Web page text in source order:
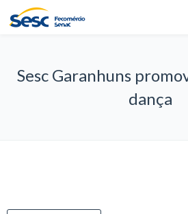
Sesc Garanhuns
dança